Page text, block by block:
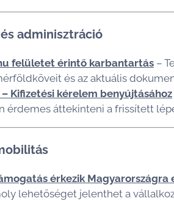
adminisztráció
felületet érintő karbantartás –
és az aktuális
Kifizetési kérelem benyújtásához
érdemes áttekinteni a frissített
érkezik
lehetőséget jelenthet a